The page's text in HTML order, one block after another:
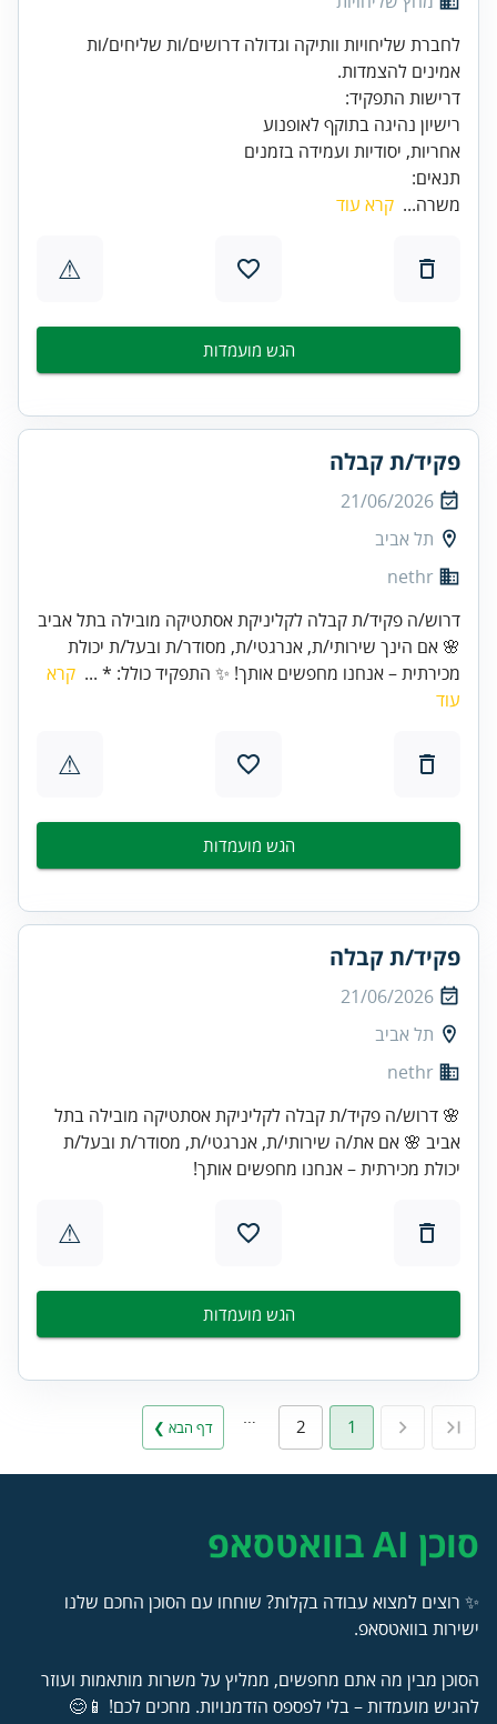
לחברת שליחויות וותיקה וגדולה דרושים/ות שליחים/ות
אמינים להצמדות.
אחריות, יסודיות ועמידה בזמנים
תנאים:
משרה... קרא עוד
⚠
הגש מועמדות
פקיד/ת קבלה
21/06/2026
תל אביב
nethr
דרוש/ה פקיד/ת קבלה לקליניקת אסתטיקה מובילה בתל אביב
🌸 אם הינך שירותי/ת, אנרגטי/ת, מסודר/ת ובעל/ת יכולת
מכירתית – אנחנו מחפשים אותך! ✨ התפקיד כולל: * ... קרא
עוד
⚠
הגש מועמדות
פקיד/ת קבלה
21/06/2026
תל אביב
nethr
🌸 דרוש/ה פקיד/ת קבלה לקליניקת אסתטיקה מובילה בתל
אביב 🌸 אם את/ה שירותי/ת, אנרגטי/ת, מסודר/ת ובעל/ת
יכולת מכירתית – אנחנו מחפשים אותך!
⚠
הגש מועמדות
1
2 דף הבא ❯
סוכן AI בוואטסאפ
✨ רוצים למצוא עבודה בקלות? שוחחו עם הסוכן החכם שלנו
ישירות בוואטסאפ.
הסוכן מבין מה אתם מחפשים, ממליץ על משרות מותאמות ועוזר
להגיש מועמדות – בלי לפספס הזדמנויות. מחכים לכם! 📱😊